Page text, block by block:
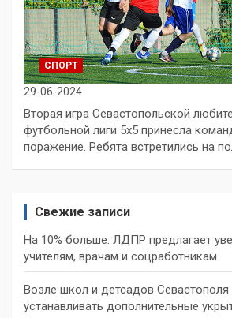
СПОРТ
29-06-2024
Вторая игра Севастопольской
футбольной лиги 5х5 принесла
поражение. Ребята встретились на
Свежие записи
На 10% больше: ЛДПР предлагает
учителям, врачам и соцработникам
Возле школ и детсадов Севастополя
устанавливать дополнительные